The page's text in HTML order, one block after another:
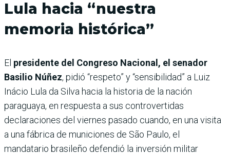
Lula hacia “nuestra
memoria histórica”
El presidente del Congreso Nacional, el senador
Basilio Núñez, pidió “respeto” y “sensibilidad” a Luiz
Inácio Lula da Silva hacia la historia de la nación
paraguaya, en respuesta a sus controvertidas
declaraciones del viernes pasado cuando, en una visita
a una fábrica de municiones de São Paulo, el
mandatario brasileño defendió la inversión militar